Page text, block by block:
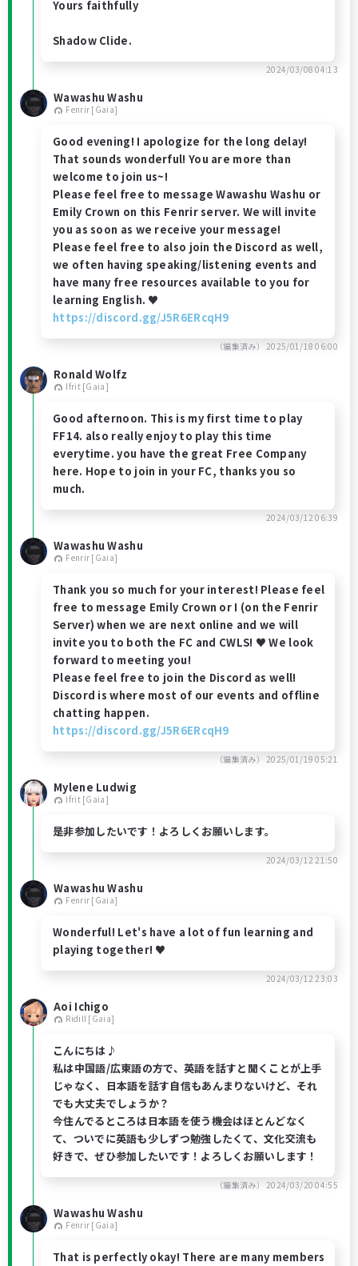
Yours faithfully
Shadow Clide.
2024/03/08 04:13
Wawashu Washu
Fenrir [Gaia]
Good evening! I apologize for the long delay!
That sounds wonderful! You are more than
welcome to join us~!
Please feel free to message Wawashu Washu or
Emily Crown on this Fenrir server. We will invite
you as soon as we receive your message!
Please feel free to also join the Discord as well,
we often having speaking/listening events and
have many free resources available to you for
learning English. ♥
https://discord.gg/J5R6ERcqH9
（編集済み）2025/01/18 06:00
Ronald Wolfz
Ifrit [Gaia]
Good afternoon. This is my first time to play
FF14. also really enjoy to play this time
everytime. you have the great Free Company
here. Hope to join in your FC, thanks you so
much.
2024/03/12 06:39
Wawashu Washu
Fenrir [Gaia]
Thank you so much for your interest! Please feel
free to message Emily Crown or I (on the Fenrir
Server) when we are next online and we will
invite you to both the FC and CWLS! ♥ We look
forward to meeting you!
Please feel free to join the Discord as well!
Discord is where most of our events and offline
chatting happen.
https://discord.gg/J5R6ERcqH9
（編集済み）2025/01/19 05:21
Mylene Ludwig
Ifrit [Gaia]
是非参加したいです！よろしくお願いします。
2024/03/12 21:50
Wawashu Washu
Fenrir [Gaia]
Wonderful! Let's have a lot of fun learning and
playing together! ♥
2024/03/12 23:03
Aoi Ichigo
Ridill [Gaia]
こんにちは♪
私は中国語/広東語の方で、英語を話すと聞くことが上手
じゃなく、日本語を話す自信もあんまりないけど、それ
でも大丈夫でしょうか？
今住んでるところは日本語を使う機会はほとんどなく
て、ついでに英語も少しずつ勉強したくて、文化交流も
好きで、ぜひ参加したいです！よろしくお願いします！
（編集済み）2024/03/20 04:55
Wawashu Washu
Fenrir [Gaia]
That is perfectly okay! There are many members